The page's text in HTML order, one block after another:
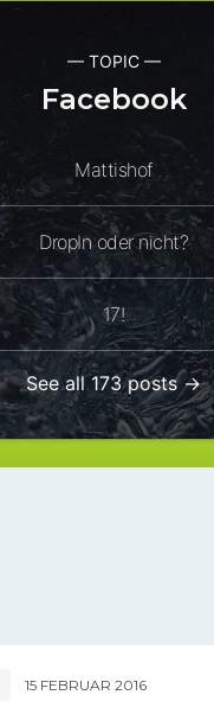
— TOPIC —
Facebook
Mattishof
DropIn oder nicht?
17!
See all 173 posts →
15 FEBRUAR 2016